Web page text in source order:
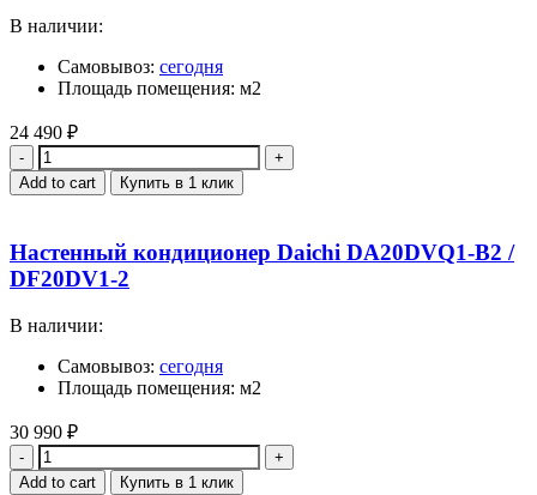
В наличии:
Самовывоз: сегодня
Площадь помещения: м2
24 490 ₽
Quantity
Add to cart Купить в 1 клик
Настенный кондиционер Daichi DA20DVQ1-B2 /
DF20DV1-2
В наличии:
Самовывоз: сегодня
Площадь помещения: м2
30 990 ₽
Quantity
Add to cart Купить в 1 клик